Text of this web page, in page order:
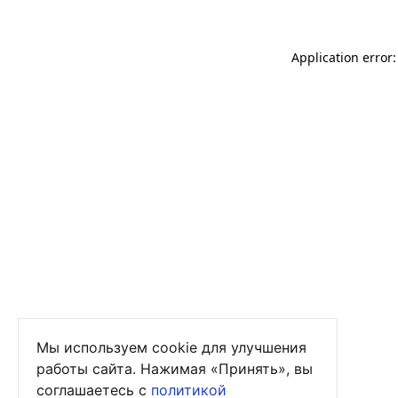
Application
Мы используем cookie для улучшения
работы сайта. Нажимая «Принять», вы
соглашаетесь с политикой